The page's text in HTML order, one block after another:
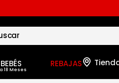
BEBÉS REBAJAS